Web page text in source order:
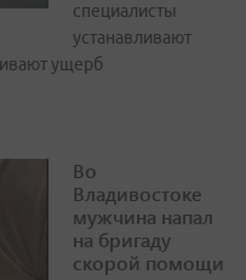
специалисты
устанавливают
ущерб
Во
Владивостоке
мужчина напал
на бригаду
скорой помощи